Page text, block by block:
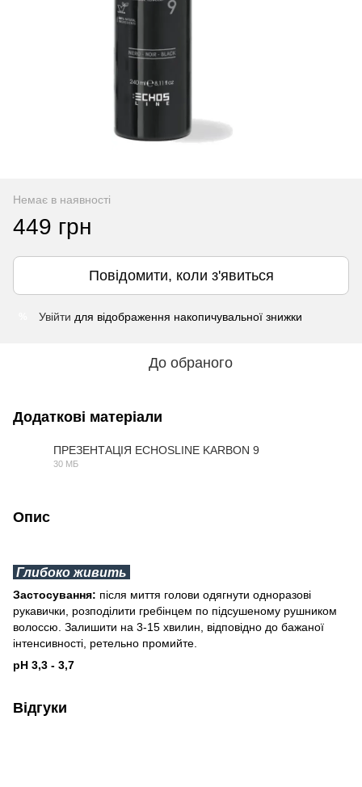
Немає в наявності
449 грн
Повідомити, коли з'явиться
Увійти для відображення накопичувальної знижки
До обраного
Додаткові матеріали
ПРЕЗЕНТАЦІЯ ECHOSLINE KARBON 9
30 МБ
Опис
Глибоко живить
Застосування: після миття голови одягнути одноразові
рукавички, розподілити гребінцем по підсушеному рушником
волоссю. Залишити на 3-15 хвилин, відповідно до бажаної
інтенсивності, ретельно промийте.
pH 3,3 - 3,7
Відгуки